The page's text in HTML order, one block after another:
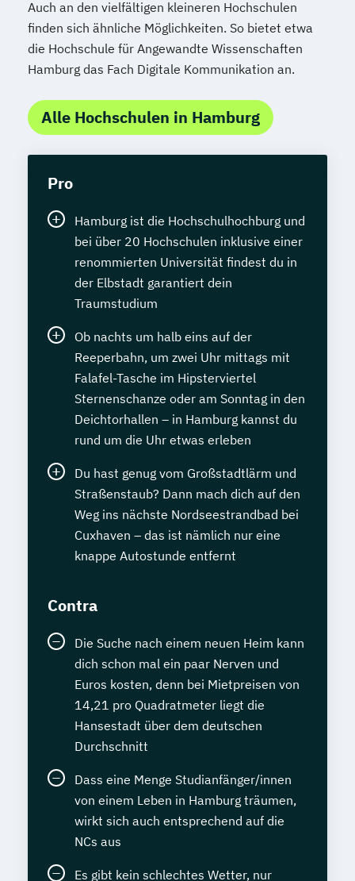
Auch an den vielfältigen kleineren Hochschulen
finden sich ähnliche Möglichkeiten. So bietet etwa
die Hochschule für Angewandte Wissenschaften
Hamburg das Fach Digitale Kommunikation an.
Alle Hochschulen in Hamburg
Pro
Hamburg ist die Hochschulhochburg und
bei über 20 Hochschulen inklusive einer
renommierten Universität findest du in
der Elbstadt garantiert dein
Traumstudium
Ob nachts um halb eins auf der
Reeperbahn, um zwei Uhr mittags mit
Falafel-Tasche im Hipsterviertel
Sternenschanze oder am Sonntag in den
Deichtorhallen – in Hamburg kannst du
rund um die Uhr etwas erleben
Du hast genug vom Großstadtlärm und
Straßenstaub? Dann mach dich auf den
Weg ins nächste Nordseestrandbad bei
Cuxhaven – das ist nämlich nur eine
knappe Autostunde entfernt
Contra
Die Suche nach einem neuen Heim kann
dich schon mal ein paar Nerven und
Euros kosten, denn bei Mietpreisen von
14,21 pro Quadratmeter liegt die
Hansestadt über dem deutschen
Durchschnitt
Dass eine Menge Studianfänger/innen
von einem Leben in Hamburg träumen,
wirkt sich auch entsprechend auf die
NCs aus
Es gibt kein schlechtes Wetter, nur